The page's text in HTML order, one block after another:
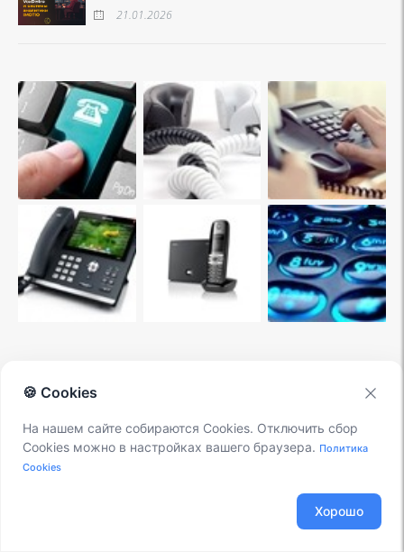
21.01.2026
10 ДОВОДОВ В ПОЛЬЗУ ASTERISK
Распространяется бесплатно.
🍪 Cookies
На нашем сайте собираются Cookies. Отключить сбор
Cookies можно в настройках вашего браузера. Политика
Cookies
Хорошо